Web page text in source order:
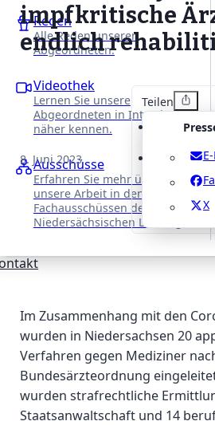
Reden
Alle Reden unserer
Abgeordneten.
Videothek
Lernen Sie unsere
Abgeordneten in Interviews
näher kennen.
Ausschüsse
Erfahren Sie mehr über
unsere Arbeit in den
Fachausschüssen des
Niedersächsischen Landtages.
impfkritische
endlich
8. Juni 2023
Teilen
X
Im Zusammenhang mit den
wurden in Niedersachsen 20
Verfahren gegen Mediziner
Bundesärzteordnung
wurden strafrechtliche
Staatsanwaltschaft und 14